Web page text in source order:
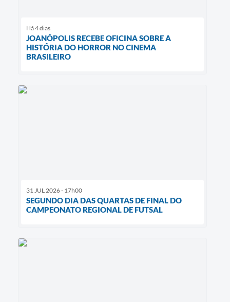
Há 4 dias
JOANÓPOLIS RECEBE OFICINA SOBRE A
HISTÓRIA DO HORROR NO CINEMA
BRASILEIRO
31 JUL 2026 - 17h00
SEGUNDO DIA DAS QUARTAS DE FINAL DO
CAMPEONATO REGIONAL DE FUTSAL